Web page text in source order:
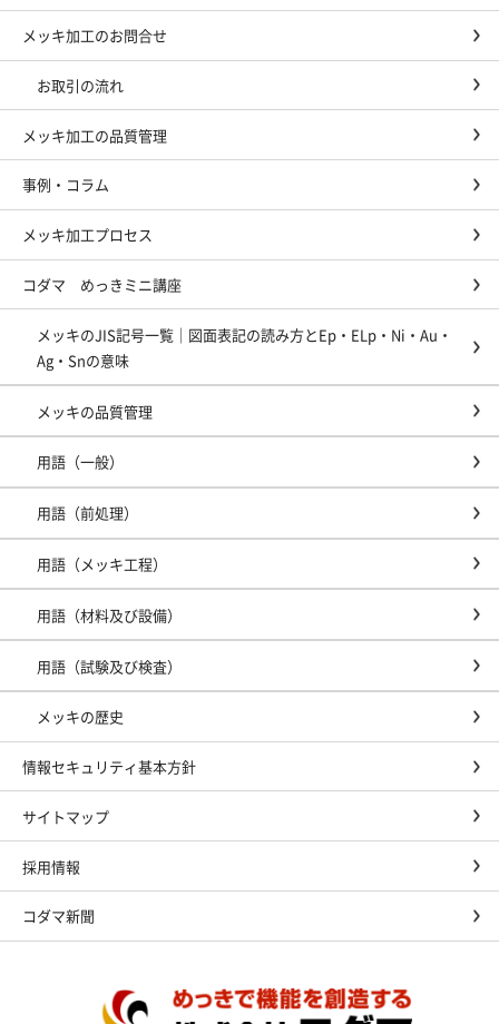
メッキ加工のお問合せ
お取引の流れ
メッキ加工の品質管理
事例・コラム
メッキ加工プロセス
コダマ めっきミニ講座
メッキのJIS記号一覧｜図面表記の読み方とEp・ELp・Ni・Au・
Ag・Snの意味
メッキの品質管理
用語（一般）
用語（前処理）
用語（メッキ工程）
用語（材料及び設備）
用語（試験及び検査）
メッキの歴史
情報セキュリティ基本方針
サイトマップ
採用情報
コダマ新聞